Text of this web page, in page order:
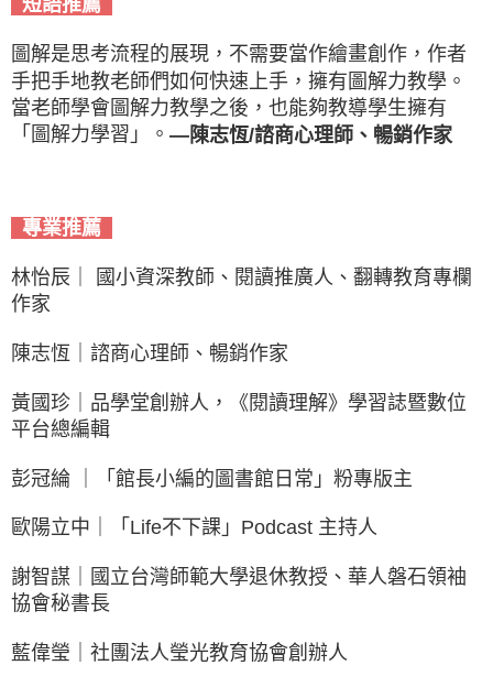
短語推薦
圖解是思考流程的展現，不需要當作繪畫創作，作者
手把手地教老師們如何快速上手，擁有圖解力教學。
當老師學會圖解力教學之後，也能夠教導學生擁有
「圖解力學習」。 —陳志恆/諮商心理師、暢銷作家
專業推薦
林怡辰｜ 國小資深教師、閱讀推廣人、翻轉教育專欄
作家
陳志恆｜諮商心理師、暢銷作家
黃國珍｜品學堂創辦人，《閱讀理解》學習誌暨數位
平台總編輯
彭冠綸 ｜「館長小編的圖書館日常」粉專版主
歐陽立中｜「Life不下課」Podcast 主持人
謝智謀｜國立台灣師範大學退休教授、華人磐石領袖
協會秘書長
藍偉瑩｜社團法人瑩光教育協會創辦人